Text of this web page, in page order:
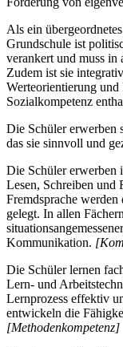
Als ein
Grundschule ist
verankert und muss in
Zudem ist sie
Werteorientierung
Sozialkompetenz
Die Schüler erwerben
das sie sinnvoll und
Die Schüler erwerben
Lesen, Schreiben und
Fremdsprache
gelegt. In allen
Kommunikation.
Die Schüler lernen
Lern- und
Lernprozess effektiv
entwickeln die
[Methodenkompetenz]